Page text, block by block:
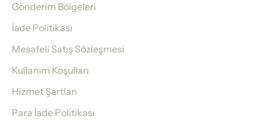
Gönderim Bölgeleri
İade Politikası
Mesafeli Satış Sözleşmesi
Kullanım Koşulları
Hizmet Şartları
Para İade Politikası